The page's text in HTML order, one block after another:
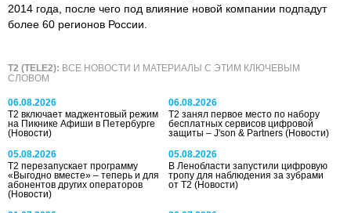
2014 года, после чего под влияние новой компании подпадут
более 60 регионов России.
T2 (TELE2): ВСЕ НОВОСТИ И МАТЕРИАЛЫ С ЭТИМ КЛЮЧЕВЫМ
СЛОВОМ
06.08.2026
Т2 включает маджентовый режим
на Пикнике Афиши в Петербурге
(Новости)
06.08.2026
Т2 занял первое место по набору
бесплатных сервисов цифровой
защиты – J'son & Partners(Новости)
05.08.2026
Т2 перезапускает программу
«Выгодно вместе» – теперь и для
абонентов других операторов
(Новости)
05.08.2026
В Ленобласти запустили цифровую
тропу для наблюдения за зубрами
от Т2(Новости)